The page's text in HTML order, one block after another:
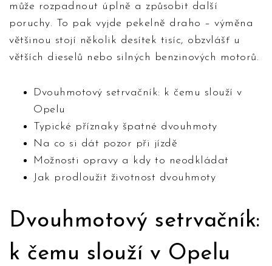
může rozpadnout úplně a způsobit další
poruchy. To pak vyjde pekelně draho – výměna
většinou stojí několik desítek tisíc, obzvlášť u
větších dieselů nebo silných benzinových motorů.
Dvouhmotový setrvačník: k čemu slouží v
Opelu
Typické příznaky špatné dvouhmoty
Na co si dát pozor při jízdě
Možnosti opravy a kdy to neodkládat
Jak prodloužit životnost dvouhmoty
Dvouhmotový setrvačník:
k čemu slouží v Opelu